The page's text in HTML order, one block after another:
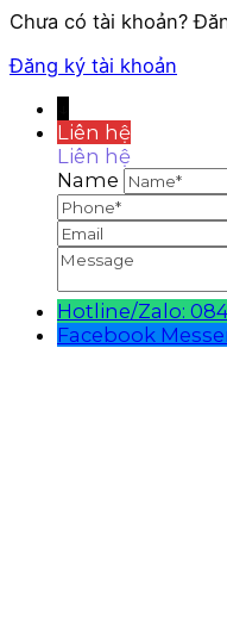
Chưa có tài khoản?
Đăng ký tài khoản
Liên hệ
Liên hệ
Name
Hotline/Zalo:
Facebook